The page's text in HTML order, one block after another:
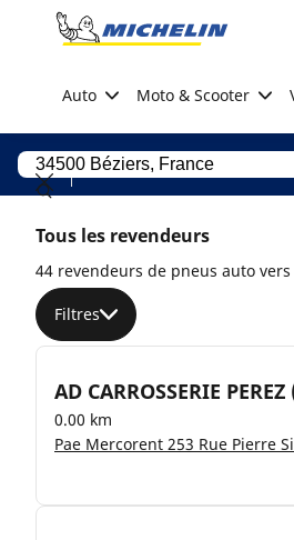
Go to page content
Auto Moto & Scooter
Tous les revendeurs
44 revendeurs de pneus auto vers
Filtres
AD CARROSSERIE
0.00 km